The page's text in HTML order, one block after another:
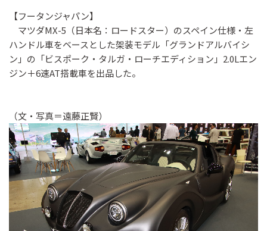
【フータンジャパン】
マツダMX-5（日本名：ロードスター）のスペイン仕様・左
ハンドル車をベースとした架装モデル「グランドアルバイシ
ン」の「ビスポーク・タルガ・ローチエディション」2.0Lエン
ジン＋6速AT搭載車を出品した。
（文・写真＝遠藤正賢）